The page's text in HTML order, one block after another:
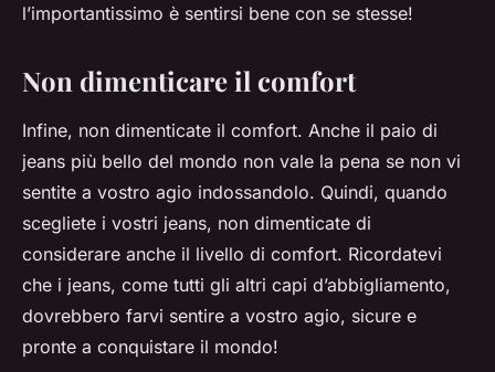
l’importantissimo è sentirsi bene con se stesse!
Non dimenticare il comfort
Infine, non dimenticate il comfort. Anche il paio di
jeans più bello del mondo non vale la pena se non vi
sentite a vostro agio indossandolo. Quindi, quando
scegliete i vostri jeans, non dimenticate di
considerare anche il livello di comfort. Ricordatevi
che i jeans, come tutti gli altri capi d’abbigliamento,
dovrebbero farvi sentire a vostro agio, sicure e
pronte a conquistare il mondo!